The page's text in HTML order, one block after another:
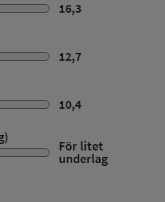
16,3
12,7
10,4
För litet
underlag